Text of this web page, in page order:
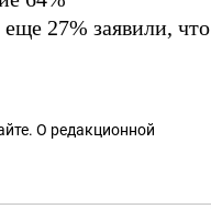
27% заявили, что
О редакционной